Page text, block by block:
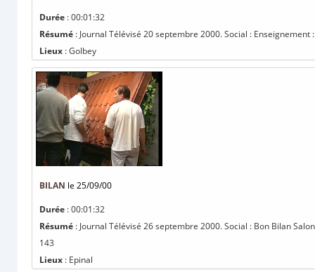
Durée : 00:01:32
Résumé : Journal Télévisé 20 septembre 2000. Social :
Lieux : Golbey
BILAN le 25/09/00
Durée : 00:01:32
Résumé : Journal Télévisé 26 septembre 2000. Social : Bon Bilan
143
Lieux : Epinal